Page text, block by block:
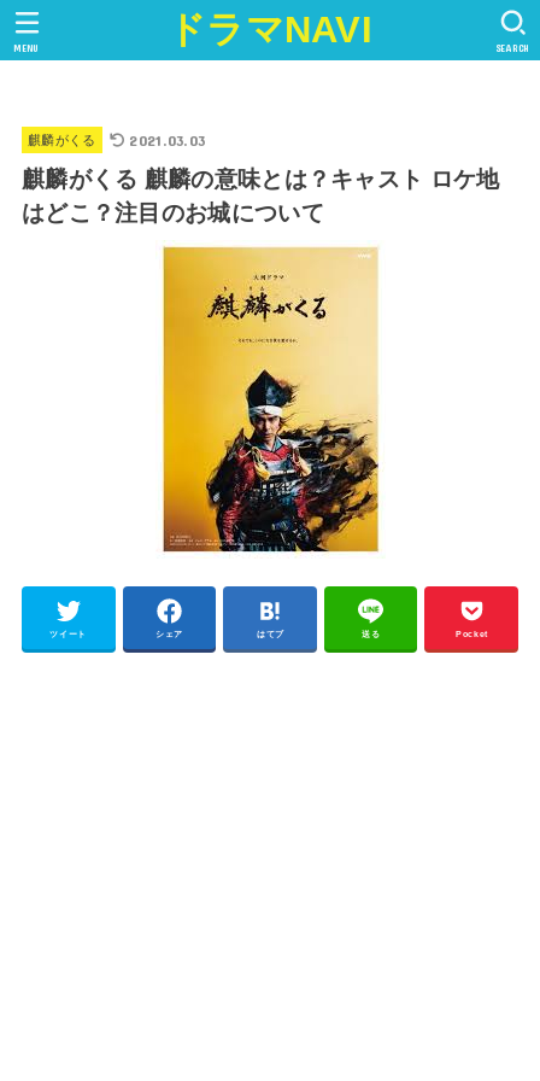
ドラマNAVI SEARCH
MENU
麒麟がくる 2021.03.03
麒麟がくる 麒麟の意味とは？キャスト ロケ地
はどこ？注目のお城について
ツイート シェア はてブ 送る Pocket